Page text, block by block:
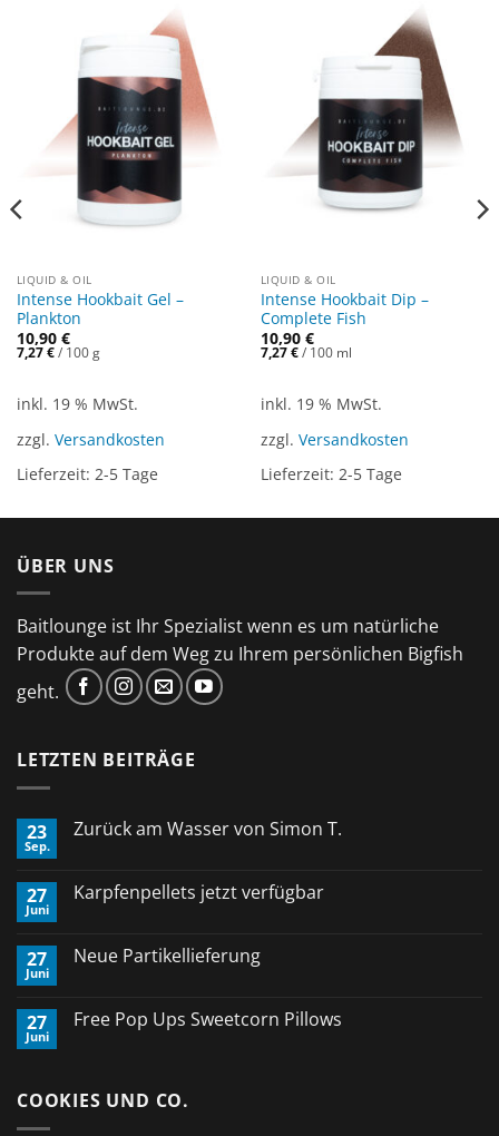
LIQUID & OIL
Intense Hookbait Gel –
Plankton
10,90 €
7,27€/ 100g
inkl. 19 % MwSt.
zzgl. Versandkosten
Lieferzeit: 2-5 Tage
LIQUID & OIL
Intense Hookbait Dip –
Complete Fish
10,90 €
7,27€/ 100 ml
inkl. 19 % MwSt.
zzgl. Versandkosten
Lieferzeit: 2-5 Tage
ÜBER UNS
Baitlounge ist Ihr Spezialist wenn es um natürliche
Produkte auf dem Weg zu Ihrem persönlichen Bigfish
geht.
LETZTEN BEITRÄGE
23
Sep.
Zurück am Wasser von Simon T.
Zurück
Simon
T.
27
Juni
Karpfenpellets jetzt verfügbar
Karpfenpellets
27
Juni
Neue Partikellieferung
Neue
27
Juni
Free Pop Ups Sweetcorn Pillows
Pop
COOKIES UND CO.